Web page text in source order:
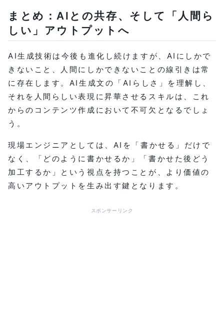
まとめ：AIとの共存、そして「人間ら
しい」アウトプットへ
AI生成技術は今後も進化し続けますが、AIにしかで
きないこと、人間にしかできないことの線引きは常
に存在します。AI生成文の「AIらしさ」を理解し、
それを人間らしい表現に昇華させるスキルは、これ
からのコンテンツ作成において不可欠となるでしょ
う。
現場エンジニアとしては、AIを「書かせる」だけで
なく、「どのように書かせるか」「書かせた後どう
加工するか」という視点を持つことが、より価値の
高いアウトプットを生み出す鍵となります。
スポンサーリンク